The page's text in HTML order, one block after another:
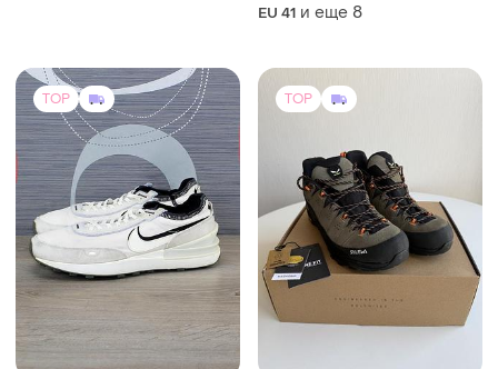
EU 41 и еще 8
TOP TOP